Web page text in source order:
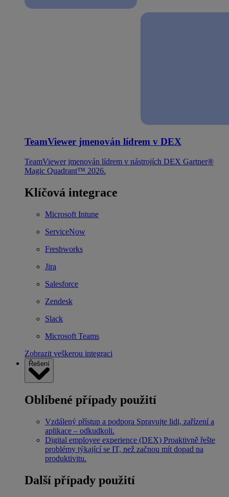
TeamViewer jmenován lídrem v DEX
TeamViewer jmenován lídrem v nástrojích DEX Gartner®
Magic Quadrant™ 2026.
Klíčová integrace
Microsoft Intune
ServiceNow
Freshworks
Jira
Salesforce
Zendesk
Slack
Microsoft Teams
Zobrazit veškerou integraci
Řešení
Oblíbené případy použití
Vzdálený přístup a podpora Spravujte lidi, zařízení a
aplikace – odkudkoli.
Digital employee experience (DEX) Proaktivně řešte
problémy týkající se IT, než začnou mít dopad na
produktivitu.
Další případy použití